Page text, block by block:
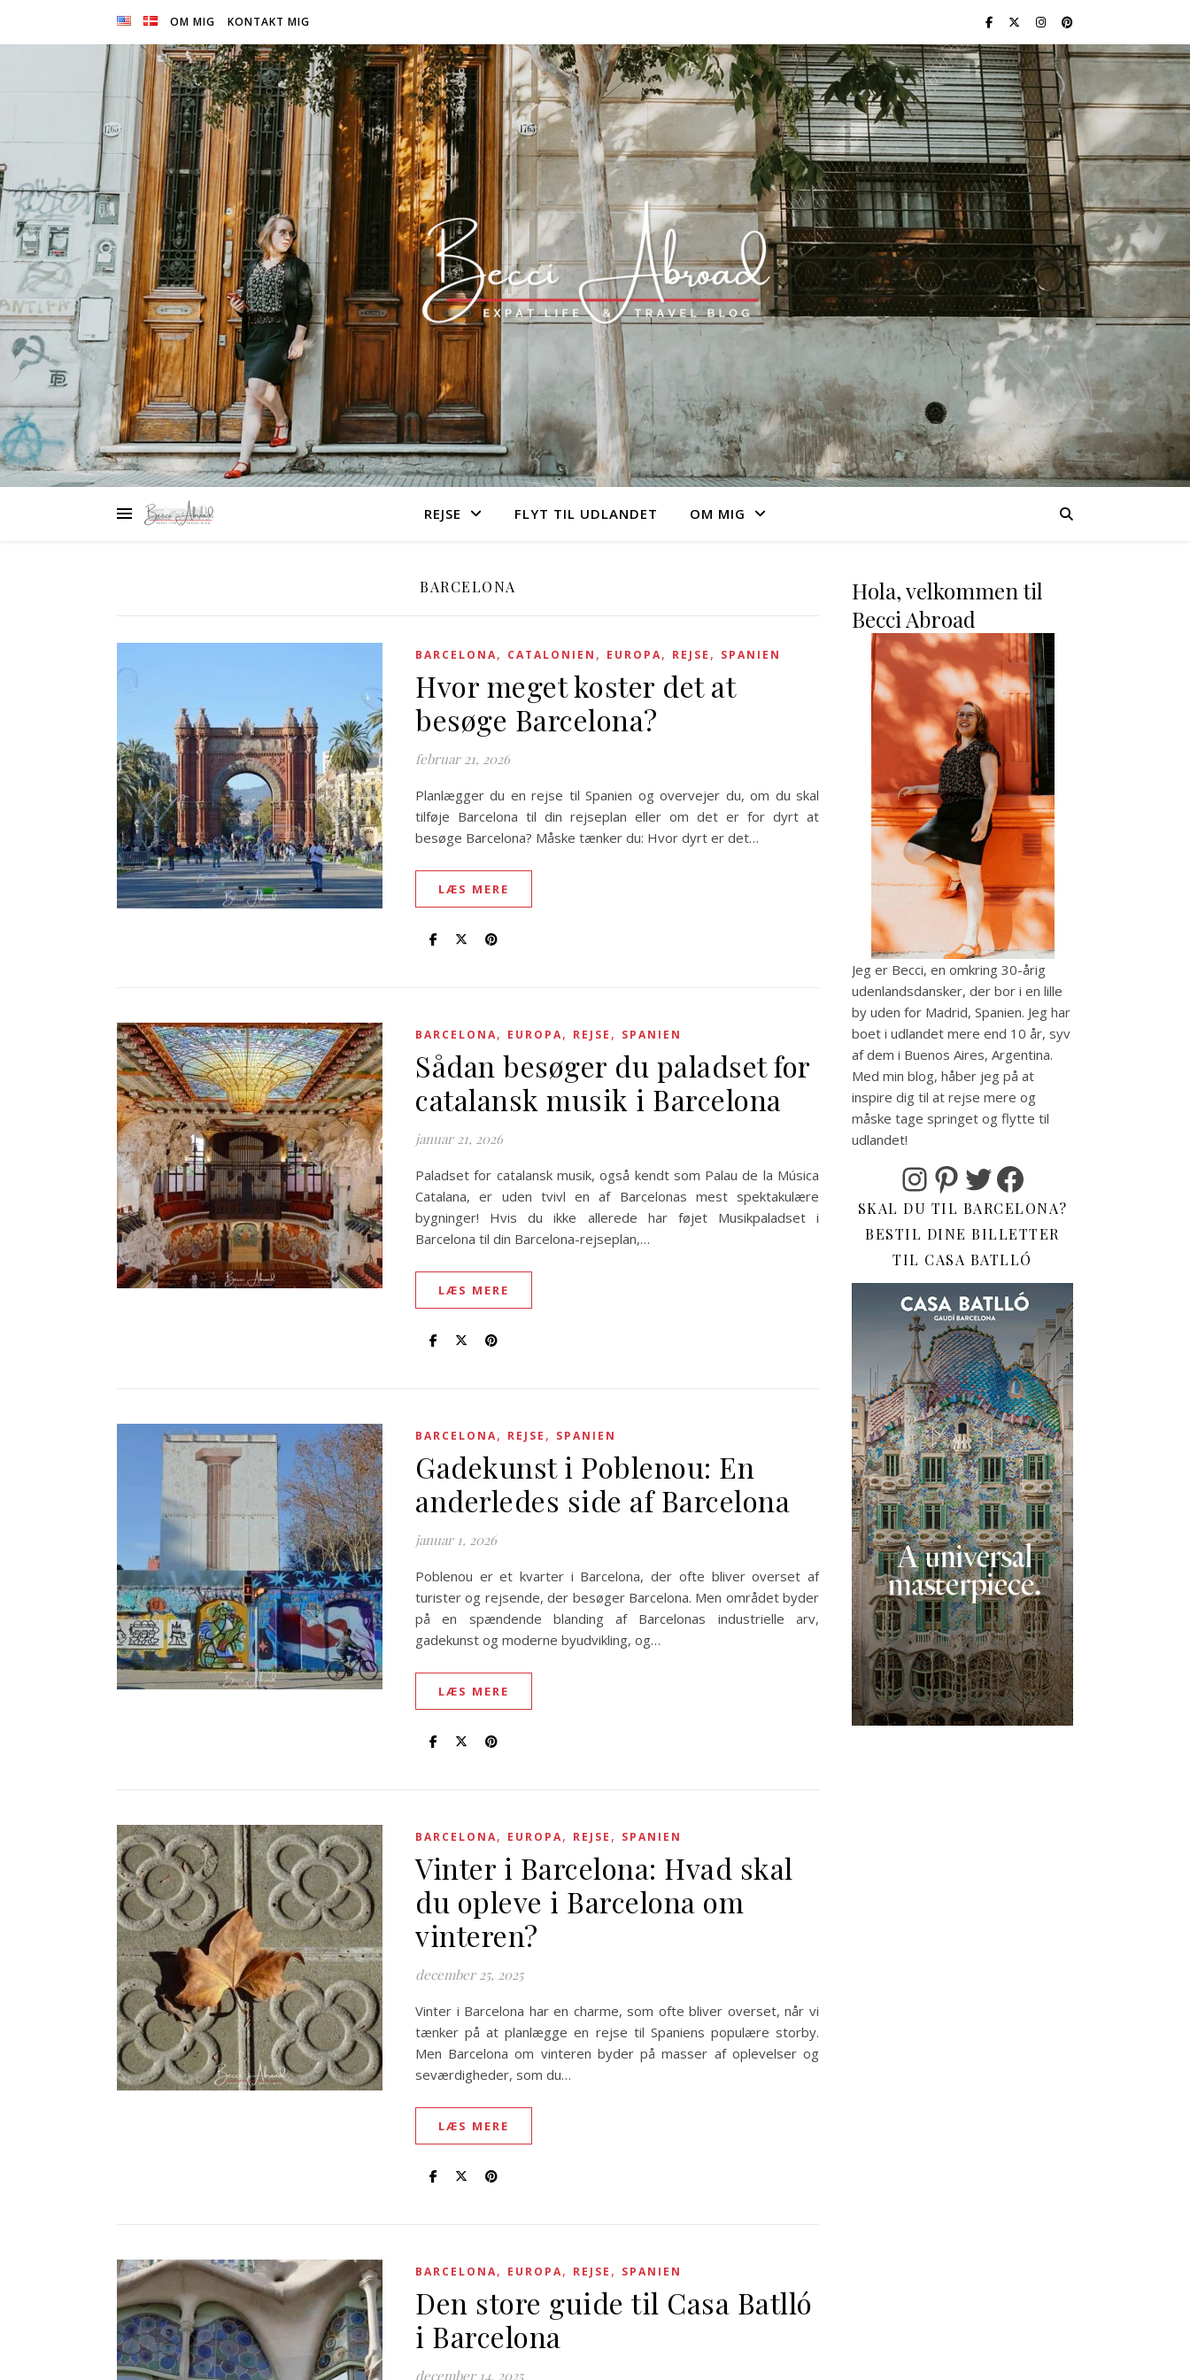
OM MIG KONTAKT MIG
REJSE FLYT TIL UDLANDET OM MIG
BARCELONA
BARCELONA, CATALONIEN , EUROPA, REJSE , SPANIEN
Hvor meget koster det at
besøge Barcelona?
februar 21, 2026
Planlægger du en rejse til Spanien og overvejer du, om du skal
tilføje Barcelona til din rejseplan eller om det er for dyrt at
besøge Barcelona? Måske tænker du: Hvor dyrt er det…
LÆS MERE
BARCELONA, EUROPA, REJSE , SPANIEN
Sådan besøger du paladset for
catalansk musik i Barcelona
januar 21, 2026
Paladset for catalansk musik, også kendt som Palau de la Música
Catalana, er uden tvivl en af Barcelonas mest spektakulære
bygninger! Hvis du ikke allerede har føjet Musikpaladset i
Barcelona til din Barcelona-rejseplan,…
LÆS MERE
BARCELONA, REJSE , SPANIEN
Gadekunst i Poblenou: En
anderledes side af Barcelona
januar 1, 2026
Poblenou er et kvarter i Barcelona, der ofte bliver overset af
turister og rejsende, der besøger Barcelona. Men området byder
på en spændende blanding af Barcelonas industrielle arv,
gadekunst og moderne byudvikling, og…
LÆS MERE
BARCELONA, EUROPA, REJSE , SPANIEN
Vinter i Barcelona: Hvad skal
du opleve i Barcelona om
vinteren?
december 25, 2025
Vinter i Barcelona har en charme, som ofte bliver overset, når vi
tænker på at planlægge en rejse til Spaniens populære storby.
Men Barcelona om vinteren byder på masser af oplevelser og
seværdigheder, som du…
LÆS MERE
BARCELONA, EUROPA, REJSE , SPANIEN
Den store guide til Casa Batlló
i Barcelona
december 14, 2025
Hola, velkommen til
Becci Abroad
Jeg er Becci, en omkring 30-årig
udenlandsdansker, der bor i en lille
by uden for Madrid, Spanien. Jeg har
boet i udlandet mere end 10 år, syv
af dem i Buenos Aires, Argentina.
Med min blog, håber jeg på at
inspire dig til at rejse mere og
måske tage springet og flytte til
udlandet!
InstagramPinterestTwitterFacebook
SKAL DU TIL BARCELONA?
BESTIL DINE BILLETTER
TIL CASA BATLLÓ